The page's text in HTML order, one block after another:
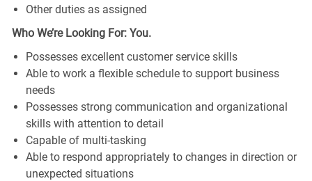
Other duties as assigned
Who We’re Looking For: You.
Possesses excellent customer service skills
Able to work a flexible schedule to support business
needs
Possesses strong communication and organizational
skills with attention to detail
Capable of multi-tasking
Able to respond appropriately to changes in direction or
unexpected situations